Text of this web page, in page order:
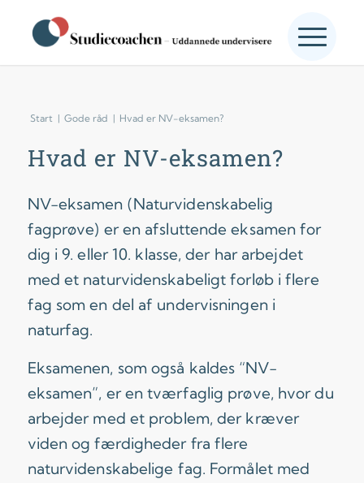
Start | Gode råd | Hvad er NV-eksamen?
Hvad er NV-eksamen?
NV-eksamen (Naturvidenskabelig
fagprøve) er en afsluttende eksamen for
dig i 9. eller 10. klasse, der har arbejdet
med et naturvidenskabeligt forløb i flere
fag som en del af undervisningen i
naturfag.
Eksamenen, som også kaldes “NV-
eksamen”, er en tværfaglig prøve, hvor du
arbejder med et problem, der kræver
viden og færdigheder fra flere
naturvidenskabelige fag. Formålet med